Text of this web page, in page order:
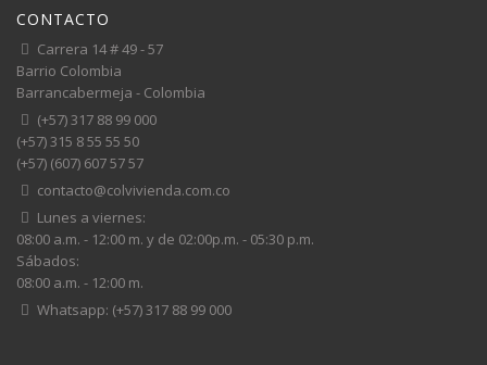
CONTACTO
Carrera 14 # 49 - 57
Barrio Colombia
Barrancabermeja - Colombia
(+57) 317 88 99 000
(+57) 315 8 55 55 50
(+57) (607) 607 57 57
contacto@colvivienda.com.co
Lunes a viernes:
08:00 a.m. - 12:00 m. y de 02:00p.m. - 05:30 p.m.
Sábados:
08:00 a.m. - 12:00 m.
Whatsapp: (+57) 317 88 99 000